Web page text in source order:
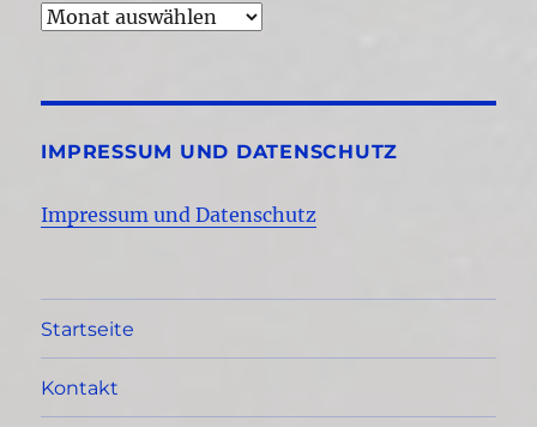
Archiv
IMPRESSUM UND DATENSCHUTZ
Impressum und Datenschutz
Startseite
Kontakt